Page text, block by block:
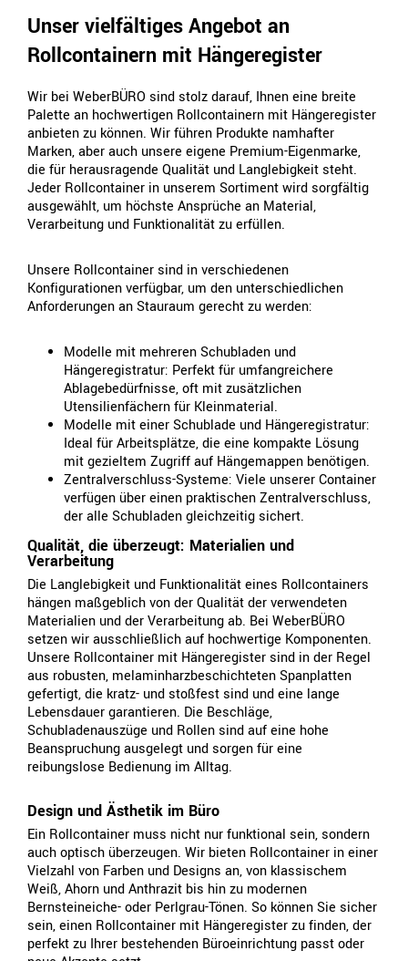
Unser vielfältiges Angebot an
Rollcontainern mit Hängeregister
Wir bei WeberBÜRO sind stolz darauf, Ihnen eine breite
Palette an hochwertigen Rollcontainern mit Hängeregister
anbieten zu können. Wir führen Produkte namhafter
Marken, aber auch unsere eigene Premium-Eigenmarke,
die für herausragende Qualität und Langlebigkeit steht.
Jeder Rollcontainer in unserem Sortiment wird sorgfältig
ausgewählt, um höchste Ansprüche an Material,
Verarbeitung und Funktionalität zu erfüllen.
Unsere Rollcontainer sind in verschiedenen
Konfigurationen verfügbar, um den unterschiedlichen
Anforderungen an Stauraum gerecht zu werden:
Modelle mit mehreren Schubladen und
Hängeregistratur: Perfekt für umfangreichere
Ablagebedürfnisse, oft mit zusätzlichen
Utensilienfächern für Kleinmaterial.
Modelle mit einer Schublade und Hängeregistratur:
Ideal für Arbeitsplätze, die eine kompakte Lösung
mit gezieltem Zugriff auf Hängemappen benötigen.
Zentralverschluss-Systeme: Viele unserer Container
verfügen über einen praktischen Zentralverschluss,
der alle Schubladen gleichzeitig sichert.
Qualität, die überzeugt: Materialien und
Verarbeitung
Die Langlebigkeit und Funktionalität eines Rollcontainers
hängen maßgeblich von der Qualität der verwendeten
Materialien und der Verarbeitung ab. Bei WeberBÜRO
setzen wir ausschließlich auf hochwertige Komponenten.
Unsere Rollcontainer mit Hängeregister sind in der Regel
aus robusten, melaminharzbeschichteten Spanplatten
gefertigt, die kratz- und stoßfest sind und eine lange
Lebensdauer garantieren. Die Beschläge,
Schubladenauszüge und Rollen sind auf eine hohe
Beanspruchung ausgelegt und sorgen für eine
reibungslose Bedienung im Alltag.
Design und Ästhetik im Büro
Ein Rollcontainer muss nicht nur funktional sein, sondern
auch optisch überzeugen. Wir bieten Rollcontainer in einer
Vielzahl von Farben und Designs an, von klassischem
Weiß, Ahorn und Anthrazit bis hin zu modernen
Bernsteineiche- oder Perlgrau-Tönen. So können Sie sicher
sein, einen Rollcontainer mit Hängeregister zu finden, der
perfekt zu Ihrer bestehenden Büroeinrichtung passt oder